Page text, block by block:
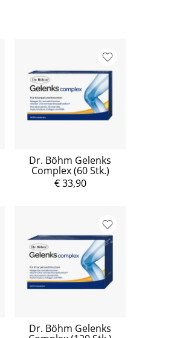
Dr. Böhm Gelenks
Complex (60 Stk.)
€ 33,90
Dr. Böhm Gelenks